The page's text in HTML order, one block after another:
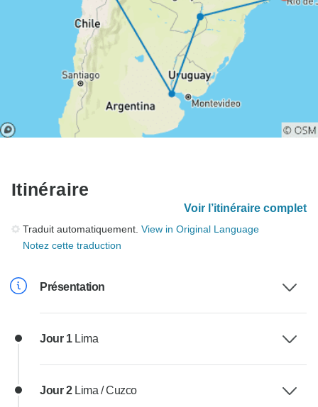
Itinéraire
Voir l’itinéraire complet
Traduit automatiquement. View in Original Language
Notez cette traduction
Présentation
Jour 1 Lima
Jour 2 Lima / Cuzco